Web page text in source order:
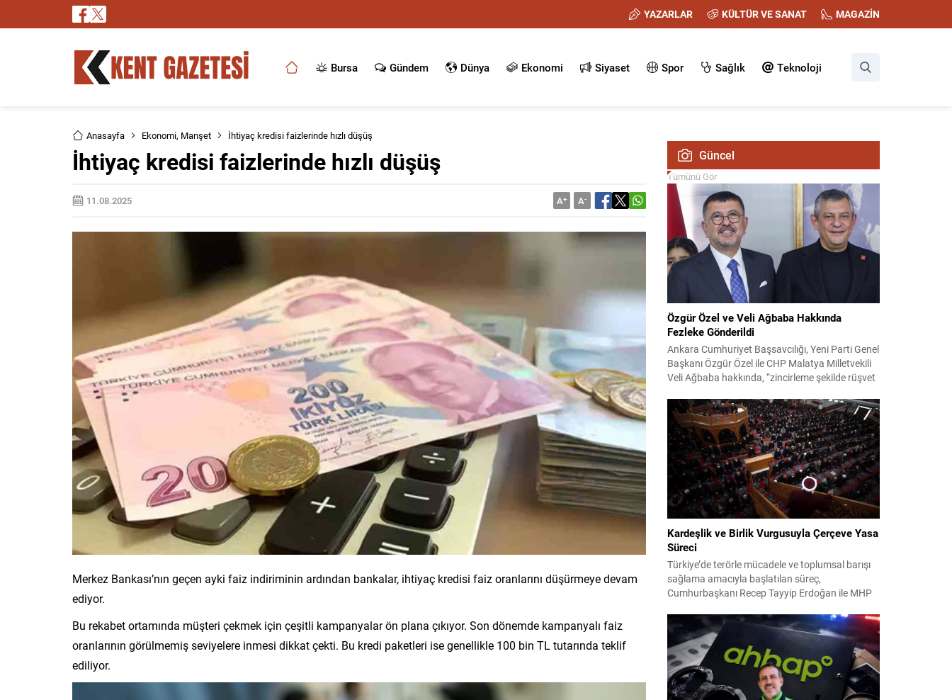
YAZARLAR KÜLTÜR VE SANAT MAGAZİN
Bursa Gündem Dünya Ekonomi Siyaset Spor Sağlık Teknoloji
Anasayfa Ekonomi, Manşet İhtiyaç kredisi faizlerinde hızlı düşüş
İhtiyaç kredisi faizlerinde hızlı düşüş
11.08.2025 A+ A-
Merkez Bankası’nın geçen ayki faiz indiriminin ardından bankalar, ihtiyaç kredisi faiz oranlarını düşürmeye devam
ediyor.
Bu rekabet ortamında müşteri çekmek için çeşitli kampanyalar ön plana çıkıyor. Son dönemde kampanyalı faiz
oranlarının görülmemiş seviyelere inmesi dikkat çekti. Bu kredi paketleri ise genellikle 100 bin TL tutarında teklif
ediliyor.
Güncel
Tümünü Gör
Özgür Özel ve Veli Ağbaba Hakkında
Fezleke Gönderildi
Ankara Cumhuriyet Başsavcılığı, Yeni Parti Genel
Başkanı Özgür Özel ile CHP Malatya Milletvekili
Veli Ağbaba hakkında, “zincirleme şekilde rüşvet
Adalet Bakanlığı’na sevk etti. Fezlekeler, 31 Mart
2024 yerel seçimleri ve 4-5 Kasım 2023’teki CHP
38. Olağan Kurultayı sürecine ilişkin iddiaları
kapsıyor. Daha önce Antalya ve İstanbul...
Kardeşlik ve Birlik Vurgusuyla Çerçeve Yasa
Süreci
Türkiye’de terörle mücadele ve toplumsal barışı
sağlama amacıyla başlatılan süreç,
Cumhurbaşkanı Recep Tayyip Erdoğan ile MHP
bir döneme girdi. Yaklaşık iki yıldır devam eden
çalışmaların ardından şimdi sürecin yasal zemini,
12 maddelik bir çerçeve yasa ile şekillendiriliyor.
Bugün komisyonda görüşülecek olan bu yasa
taslağı,...